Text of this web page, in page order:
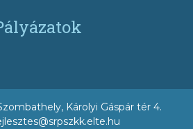
Károlyi Gáspár tér 4.